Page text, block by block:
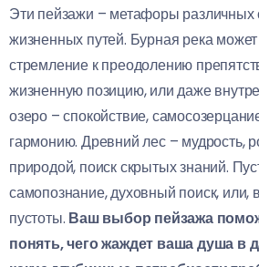
Эти пейзажи – метафоры различных
жизненных путей. Бурная река может
стремление к преодолению
жизненную позицию, или даже
озеро – спокойствие,
гармонию. Древний лес – мудрость,
природой, поиск скрытых знаний.
самопознание, духовный поиск, или,
пустоты. Ваш выбор пейзажа
понять, чего жаждет ваша душа в